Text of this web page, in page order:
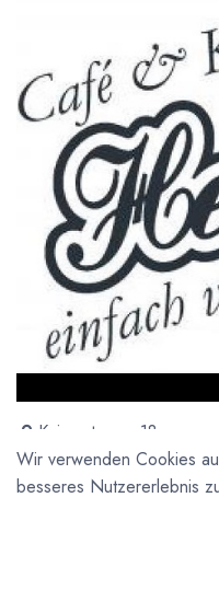
Kaiserstrasse 18
51643 Gummersbach
Deutschland
Wir verwenden Cookies
besseres Nutzererlebnis